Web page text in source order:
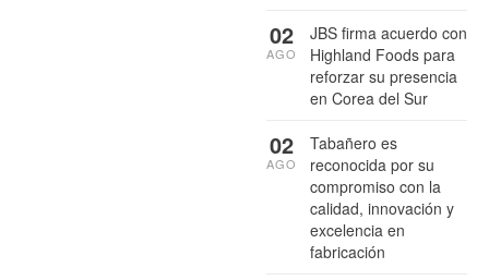
JBS firma acuerdo con
Highland Foods para
reforzar su presencia
en Corea del Sur
02
AGO
Tabañero es
reconocida por su
compromiso con la
calidad, innovación y
excelencia en
fabricación
02
AGO